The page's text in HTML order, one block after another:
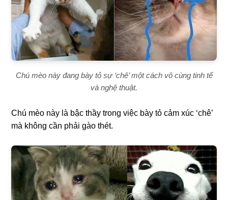
Chú mèo này đang bày tỏ sự ‘chê’ một cách vô cùng tinh tế
và nghệ thuật.
Chú mèo này là bậc thầy trong việc bày tỏ cảm xúc ‘chê’
mà không cần phải gào thét.